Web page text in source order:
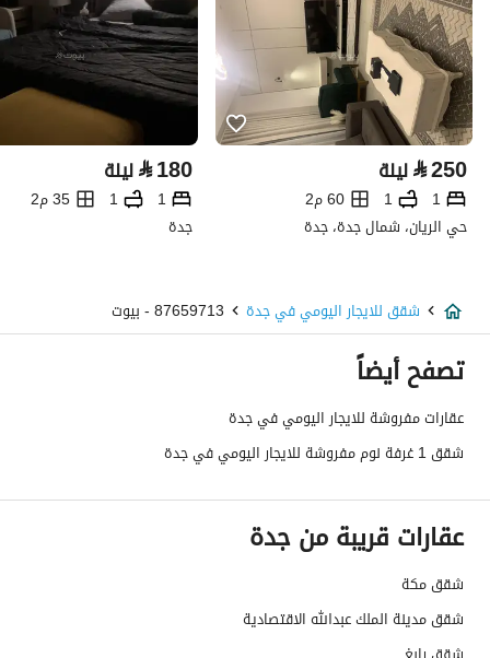
⃁250 ليلة
1
1
60 م2
حي الريان، شمال جدة، جدة
⃁180 ليلة
1
1
35 م2
جدة
شقق للايجار اليومي في جدة 87659713 - بيوت
تصفح أيضاً
عقارات مفروشة للايجار اليومي في جدة
شقق 1 غرفة نوم مفروشة للايجار اليومي في جدة
عقارات قريبة من جدة
شقق مكة
شقق مدينة الملك عبدالله الاقتصادية